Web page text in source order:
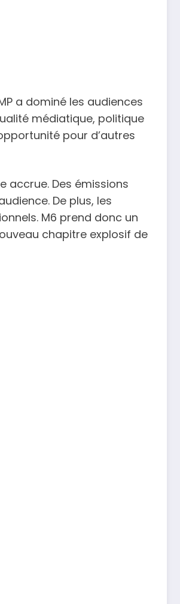
a dominé les audiences
médiatique, politique
pour d’autres
accrue. Des émissions
De plus, les
M6 prend donc un
chapitre explosif de